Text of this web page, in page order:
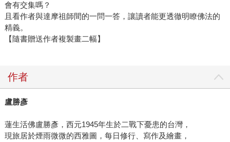
會有交集嗎？
且看作者與達摩祖師間的一問一答，讓讀者能更透徹明瞭佛法的
精義。
【隨書贈送作者複製畫二幅】
作者
盧勝彥
蓮生活佛盧勝彥，西元1945年生於二戰下憂患的台灣，
現旅居於煙雨微微的西雅圖，每日修行、寫作及繪畫，